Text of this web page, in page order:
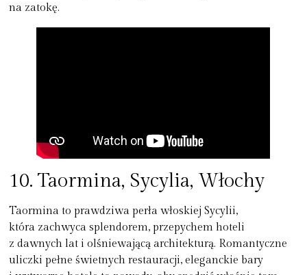
na zatokę.
10. Taormina, Sycylia, Włochy
Taormina to prawdziwa perła włoskiej Sycylii,
która zachwyca splendorem, przepychem hoteli
z dawnych lat i olśniewającą architekturą. Romantyczne
uliczki pełne świetnych restauracji, eleganckie bary